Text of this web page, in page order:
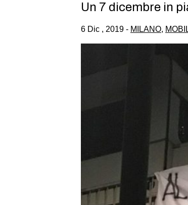
Un 7 dicembre in
6 Dic , 2019 - MILANO,